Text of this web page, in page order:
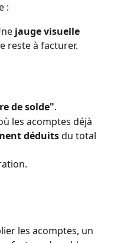
:
jauge visuelle
reste à facturer.
de solde".
les acomptes déjà
déduits du total
les acomptes, un